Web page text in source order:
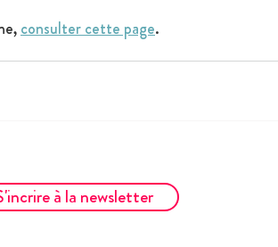
consulter cette page.
à la newsletter